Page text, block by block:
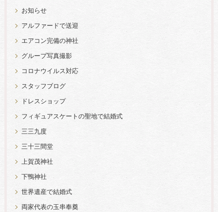
お知らせ
アルファードで送迎
エアコン完備の神社
グループ写真撮影
コロナウイルス対応
スタッフブログ
ドレスショップ
フィギュアスケートの聖地で結婚式
三三九度
三十三間堂
上賀茂神社
下鴨神社
世界遺産で結婚式
両家代表の玉串奉奠